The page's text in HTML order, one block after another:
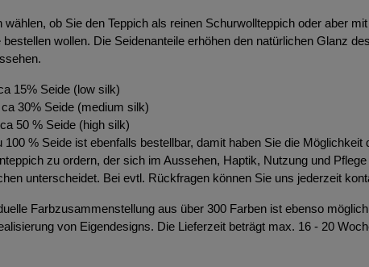
wählen, ob Sie den Teppich als reinen Schurwollteppich oder aber
bestellen wollen. Die Seidenanteile erhöhen den natürlichen Glanz
15% Seide (low silk)
30% Seide (medium silk)
50 % Seide (high silk)
100 % Seide ist ebenfalls bestellbar, damit haben Sie die
zu ordern, der sich im Aussehen, Haptik, Nutzung und
unterscheidet. Bei evtl. Rückfragen können Sie uns jederzeit
Farbzusammenstellung aus über 300 Farben ist ebenso
von Eigendesigns. Die Lieferzeit beträgt max. 16 - 20